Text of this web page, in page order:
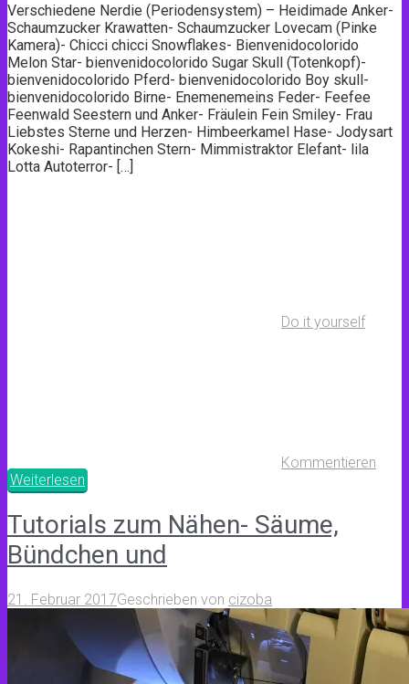
Verschiedene Nerdie (Periodensystem) – Heidimade Anker-
Schaumzucker Krawatten- Schaumzucker Lovecam (Pinke
Kamera)- Chicci chicci Snowflakes- Bienvenidocolorido
Melon Star- bienvenidocolorido Sugar Skull (Totenkopf)-
bienvenidocolorido Pferd- bienvenidocolorido Boy skull-
bienvenidocolorido Birne- Enemenemeins Feder- Feefee
Feenwald Seestern und Anker- Fräulein Fein Smiley- Frau
Liebstes Sterne und Herzen- Himbeerkamel Hase- Jodysart
Kokeshi- Rapantinchen Stern- Mimmistraktor Elefant- lila
Lotta Autoterror- […]
Do it yourself
Kommentieren
Weiterlesen
Tutorials zum Nähen- Säume,
Bündchen und
21. Februar 2017Geschrieben von cizoba